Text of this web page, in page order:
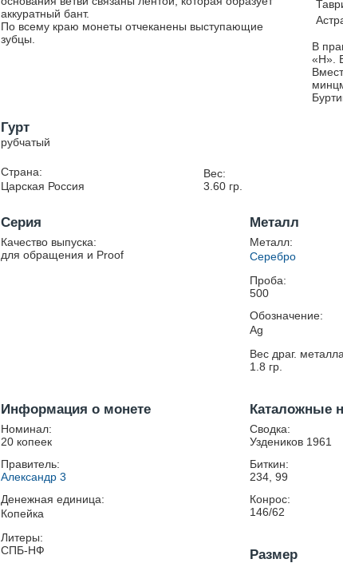
аккуратный бант.
По всему краю монеты отчеканены выступающие
зубцы.
В
«Н».
Гурт
рубчатый
Страна:
Царская Россия
Вес:
3.60гр.
Серия
Качество выпуска:
для обращения и Proof
Металл
Металл:
Серебро
Проба:
500
Обозначение:
Ag
Вес драг.
1.8 гр.
Информация о монете
Номинал:
20 копеек
Правитель:
Александр 3
Денежная единица:
Копейка
Литеры:
СПБ-НФ
Каталожные
Сводка:
Уздеников 1961
Биткин:
234, 99
Конрос:
146/62
Размер